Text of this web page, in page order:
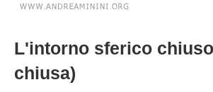
L'intorno sferico
chiusa)